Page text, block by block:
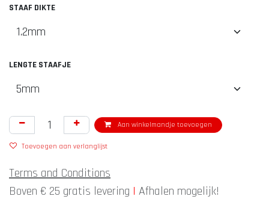
STAAF DIKTE
LENGTE STAAFJE
Aan winkelmandje toevoegen
Toevoegen aan verlanglijst
Terms and Conditions
Boven € 25 gratis levering | Afhalen mogelijk!